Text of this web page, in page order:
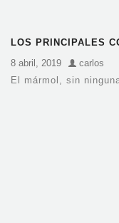
LOS PRINCIPALES
8 abril, 2019
carlos
El mármol, sin